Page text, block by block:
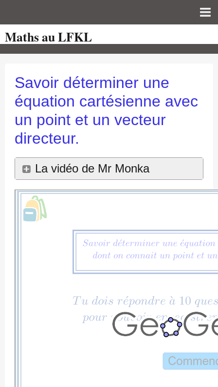
Page d'accueil
Pour les Profs
auto-évaluations
TICE
Sujets de bac
Orientation
Maths au LFKL
Savoir déterminer une
équation cartésienne avec
un point et un vecteur
directeur.
La vidéo de Mr Monka